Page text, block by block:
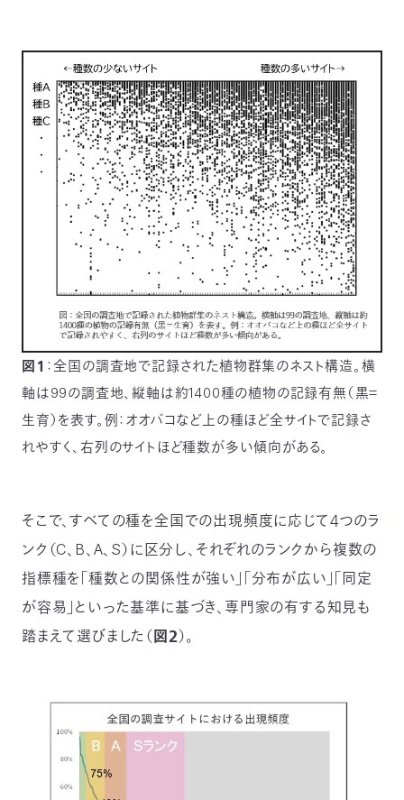
図１ ：全国の調査地で記録された植物群集のネスト構造。横
軸は99の調査地、縦軸は約1400種の植物の記録有無（黒＝
生育）を表す。例：オオバコなど上の種ほど全サイトで記録さ
れやすく、右列のサイトほど種数が多い傾向がある。
そこで、すべての種を全国での出現頻度に応じて４つのラ
ンク（C、B、A、S）に区分し、それぞれのランクから複数の
指標種を「種数との関係性が強い」「分布が広い」「同定
が容易」といった基準に基づき、専門家の有する知見も
踏まえて選びました（ 図２）。